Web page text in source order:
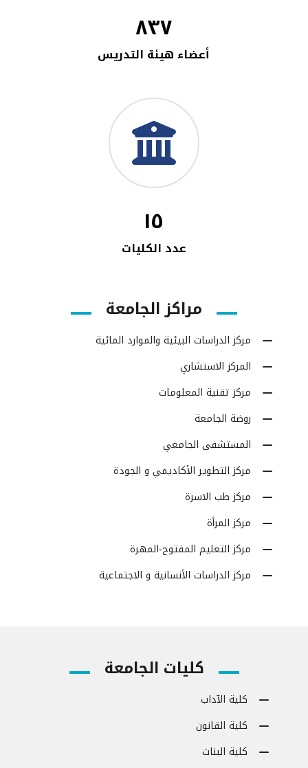
٨٣٧
أعضاء هيئة التدريس
١٥
عدد الكليات
مراكز الجامعة
مركز الدراسات البيئية والموارد المائية
المركز الاستشاري
مركز تقنية المعلومات
روضة الجامعة
المستشفى الجامعي
مركز التطوير الأكاديمي و الجودة
مركز طب الاسرة
مركز المرأة
مركز التعليم المفتوح-المهرة
مركز الدراسات الأنسانية و الاجتماعية
كليات الجامعة
كلية الآداب
كلية القانون
كلية البنات